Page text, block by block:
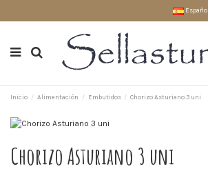
Español
Inicio Alimentación Embutidos Chorizo Asturiano 3 uni
Chorizo Asturiano 3 uni